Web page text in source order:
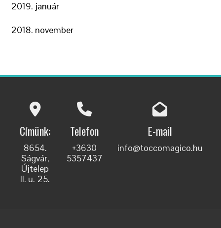
2019. január
2018. november
Címünk:
8654.
Ságvár,
Újtelep
II. u. 25.
Telefon
+3630
5357437
E-mail
info@toccomagico.hu